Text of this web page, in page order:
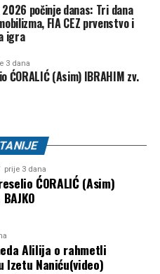
Share
2026 počinje danas: Tri dana
FIA CEZ prvenstvo i
igra
3 dana
ĆORALIĆ (Asim) IBRAHIM zv.
prije 3 dana
ĆORALIĆ (Asim)
Alilija o rahmetli
Izetu Naniću(video)